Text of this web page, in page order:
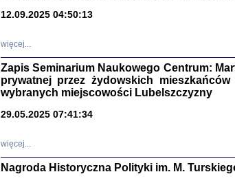
12.09.2025 04:50:13
więcej...
Zapis Seminarium Naukowego Centrum:
prywatnej przez żydowskich
wybranych miejscowości Lubelszczyzny
29.05.2025 07:41:34
więcej...
Nagroda Historyczna Polityki im. M.